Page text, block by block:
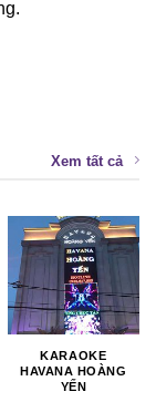
Xem tất cả
KARAOKE
HAVANA HOÀNG
YẾN